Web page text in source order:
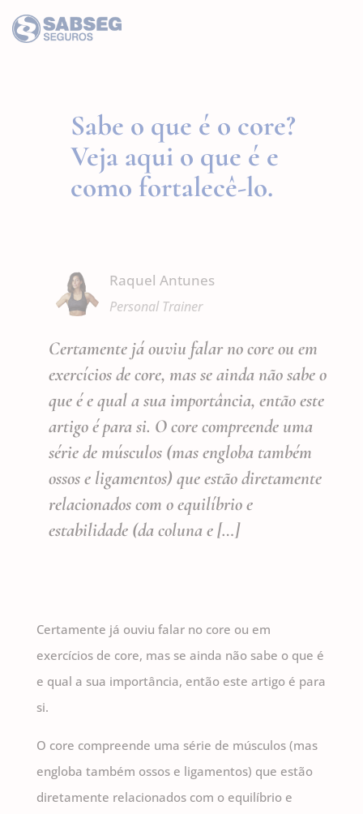
Sabe o que é o core?
Veja aqui o que é e
como fortalecê-lo.
Raquel Antunes
Personal Trainer
Certamente já ouviu falar no core ou em
exercícios de core, mas se ainda não sabe o
que é e qual a sua importância, então este
artigo é para si. O core compreende uma
série de músculos (mas engloba também
ossos e ligamentos) que estão diretamente
relacionados com o equilíbrio e
estabilidade (da coluna e […]
Certamente já ouviu falar no core ou em
exercícios de core, mas se ainda não sabe o que é
e qual a sua importância, então este artigo é para
si.
O core compreende uma série de músculos (mas
engloba também ossos e ligamentos) que estão
diretamente relacionados com o equilíbrio e